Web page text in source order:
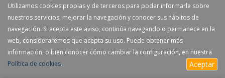
Utilizamos cookies propias y de terceros para poder informarle sobre
nuestros servicios, mejorar la navegación y conocer sus hábitos de
navegación. Si acepta este aviso, continúa navegando o permanece en la
web, consideraremos que acepta su uso. Puede obtener más
información, o bien conocer cómo cambiar la configuración, en nuestra
Política de cookies. Aceptar